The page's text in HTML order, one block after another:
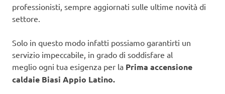
professionisti, sempre aggiornati sulle ultime novità di
settore.
Solo in questo modo infatti possiamo garantirti un
servizio impeccabile, in grado di soddisfare al
meglio ogni tua esigenza per la Prima accensione
caldaie Biasi Appio Latino.